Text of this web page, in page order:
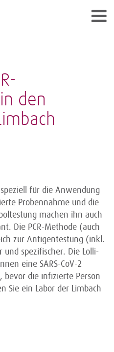
den
für die Anwendung
Probennahme und die
machen ihn auch
Die PCR-Methode (auch
zur Antigentestung (inkl.
und spezifischer. Die Lolli-
eine SARS-CoV-2
bevor die infizierte Person
Sie ein Labor der Limbach